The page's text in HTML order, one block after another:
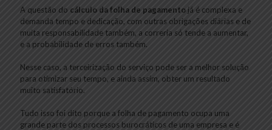
A questão do cálculo da folha de pagamento já é complexa e
demanda tempo e dedicação, com outras obrigações diárias e de
muita responsabilidade também, a correria só tende a aumentar,
e a probabilidade de erros também.
Nesse caso, a terceirização do serviço pode ser a melhor solução
para otimizar seu tempo, e ainda assim, obter um resultado
muito satisfatório.
Tudo isso foi dito porque a folha de pagamento ocupa uma
grande parte dos processos burocráticos de uma empresa e é